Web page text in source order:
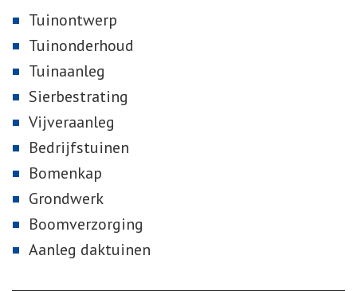
Tuinontwerp
Tuinonderhoud
Tuinaanleg
Sierbestrating
Vijveraanleg
Bedrijfstuinen
Bomenkap
Grondwerk
Boomverzorging
Aanleg daktuinen